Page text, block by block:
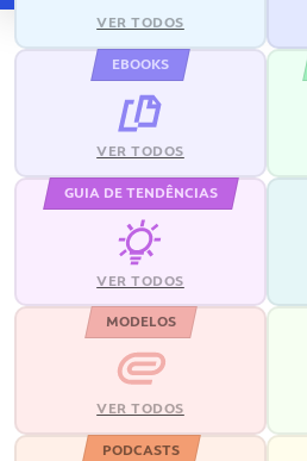
VER TODOS
EBOOKS
VER TODOS
GUIA DE TENDÊNCIAS
VER TODOS
MODELOS
VER TODOS
PODCASTS